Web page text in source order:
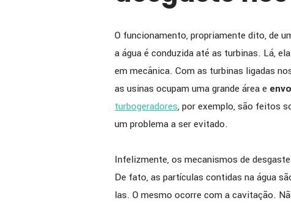
O funcionamento, propriamente dito, de
a água é conduzida até as turbinas. Lá,
em mecânica. Com as turbinas ligadas
as usinas ocupam uma grande área e
turbogeradores, por exemplo, são feitos
um problema a ser evitado.
Infelizmente, os mecanismos de
De fato, as partículas contidas na água
las. O mesmo ocorre com a cavitação.